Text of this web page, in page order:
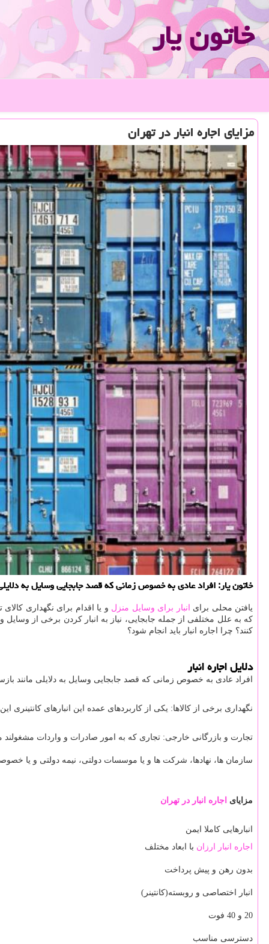
خاتون یار
مزایای اجاره انبار در تهران
خاتون یار: افراد عادی به خصوص زمانی كه قصد جابجایی وسایل به
یافتن محلی برای انبار برای وسایل منزل و یا اقدام برای نگهداری
که به علل مختلفی از جمله جابجایی، نیاز به انبار کردن برخی از وسایل
کنند؟ چرا اجاره انبار باید انجام شود؟
دلایل اجاره انبار
افراد عادی به خصوص زمانی که قصد جابجایی وسایل به دلایلی مانند
نگهداری برخی از کالاها: یکی از کاربردهای عمده این انبارهای
تجارت و بازرگانی خارجی: تجاری که به امور صادرات و واردات مشغولند می
سازمان ها، نهادها، شرکت ها و یا موسسات دولتی، نیمه دولتی و یا
مزایای اجاره انبار در تهران
انبارهایی کاملا ایمن
اجاره انبار ارزان با ابعاد مختلف
بدون رهن و پیش پرداخت
انبار اختصاصی و روبسته(کانتینر)
20 و 40 فوت
دسترسی مناسب